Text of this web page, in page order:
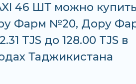
46 ШТ можно
Фарм №20, Дору
TJS до 128.00 TJS в
Таджикистана